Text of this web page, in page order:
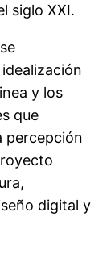
siglo XXI.
y los
que
percepción
digital y